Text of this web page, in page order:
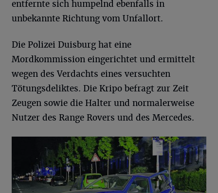
entfernte sich humpelnd ebenfalls in
unbekannte Richtung vom Unfallort.
Die Polizei Duisburg hat eine
Mordkommission eingerichtet und ermittelt
wegen des Verdachts eines versuchten
Tötungsdeliktes. Die Kripo befragt zur Zeit
Zeugen sowie die Halter und normalerweise
Nutzer des Range Rovers und des Mercedes.